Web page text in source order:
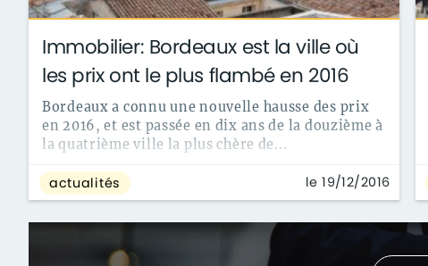
Immobilier: Bordeaux est la ville où
les prix ont le plus flambé en 2016
Bordeaux a connu une nouvelle hausse des prix
en 2016, et est passée en dix ans de la douzième à
la quatrième ville la plus chère de...
actualités le 19/12/2016